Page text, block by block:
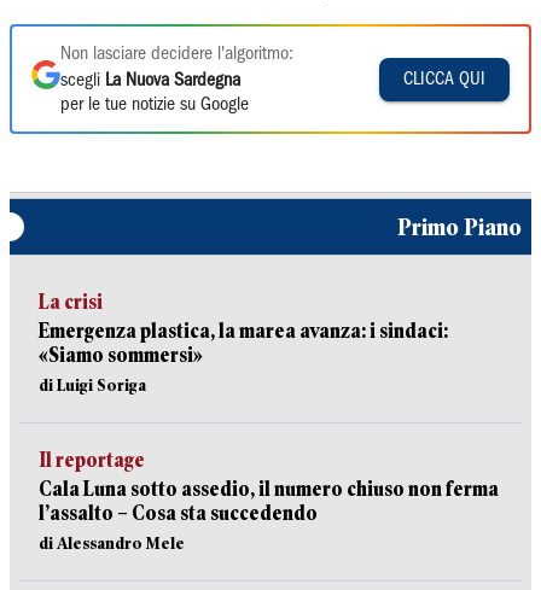
Non lasciare decidere l'algoritmo:
scegli La Nuova Sardegna
per le tue notizie su Google
CLICCA QUI
Primo Piano
La crisi
Emergenza plastica, la marea avanza: i sindaci:
«Siamo sommersi»
di Luigi Soriga
Il reportage
Cala Luna sotto assedio, il numero chiuso non ferma
l’assalto – Cosa sta succedendo
di Alessandro Mele